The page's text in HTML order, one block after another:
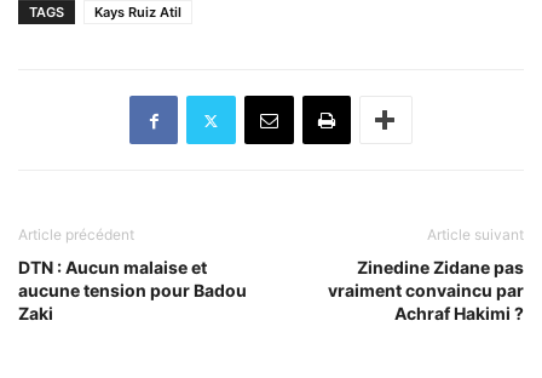
TAGS Kays Ruiz Atil
Article précédent
DTN : Aucun malaise et
aucune tension pour Badou
Zaki
Article suivant
Zinedine Zidane pas
vraiment convaincu par
Achraf Hakimi ?